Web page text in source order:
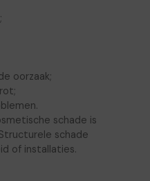
oorzaak;
schade is
schade
of installaties.